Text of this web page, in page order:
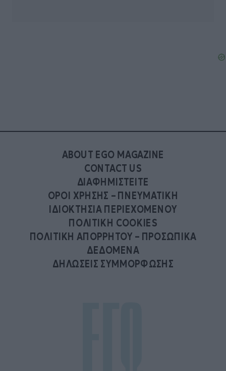
ABOUT EGO MAGAZINE
CONTACT US
ΔΙΑΦΗΜΙΣΤΕΙΤΕ
ΟΡΟΙ ΧΡΗΣΗΣ – ΠΝΕΥΜΑΤΙΚΗ
ΙΔΙΟΚΤΗΣΙΑ ΠΕΡΙΕΧΟΜΕΝΟΥ
ΠΟΛΙΤΙΚΗ COOKIES
ΠΟΛΙΤΙΚΗ ΑΠΟΡΡΗΤΟΥ – ΠΡΟΣΩΠΙΚΑ
ΔΕΔΟΜΕΝΑ
ΔΗΛΩΣΕΙΣ ΣΥΜΜΟΡΦΩΣΗΣ